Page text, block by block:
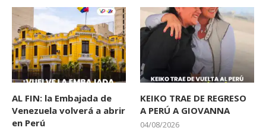
AL FIN: la Embajada de
Venezuela volverá a abrir
en Perú
KEIKO TRAE DE REGRESO
A PERÚ A GIOVANNA
04/08/2026